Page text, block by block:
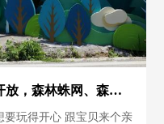
放，森林蛛网、森林
要玩得开心 跟宝贝来个亲